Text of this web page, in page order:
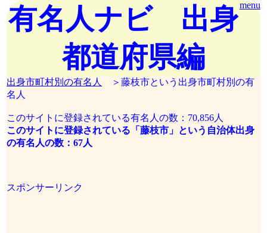
menu
有名人ナビ 出身
都道府県編
出身市町村別の有名人
＞藤枝市という出身市町村別の有
名人
このサイトに登録されている有名人の数：70,856人
このサイトに登録されている「藤枝市」という自治体出身
の有名人の数：67人
スポンサーリンク